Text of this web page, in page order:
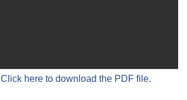
Click here to download the PDF file.